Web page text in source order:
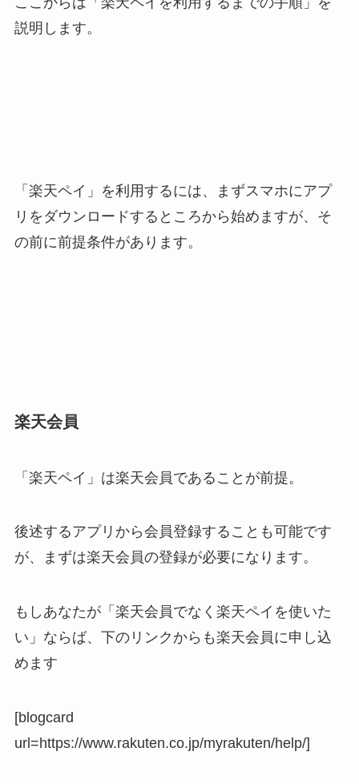
説明します。
「楽天ペイ」を利用するには、まずスマホにアプ
リをダウンロードするところから始めますが、そ
の前に前提条件があります。
楽天会員
「楽天ペイ」は楽天会員であることが前提。
後述するアプリから会員登録することも可能です
が、まずは楽天会員の登録が必要になります。
もしあなたが「楽天会員でなく楽天ペイを使いた
い」ならば、下のリンクからも楽天会員に申し込
めます
[blogcard
url=https://www.rakuten.co.jp/myrakuten/help/]